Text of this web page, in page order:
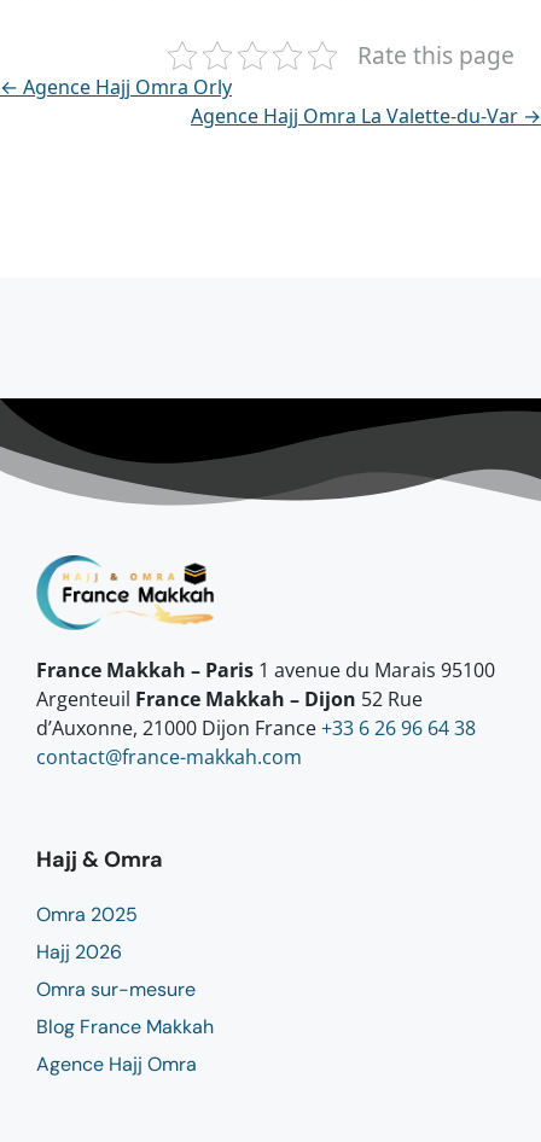
Rate this page
← Agence Hajj Omra Orly
Agence Hajj Omra La Valette-du-Var →
France Makkah – Paris 1 avenue du Marais 95100
Argenteuil France Makkah – Dijon 52 Rue
d’Auxonne, 21000 Dijon France+33 6 26 96 64 38
contact@france-makkah.com
Hajj & Omra
Omra 2025
Hajj 2026
Omra sur-mesure
Blog France Makkah
Agence Hajj Omra